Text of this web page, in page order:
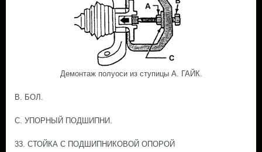
Демонтаж полуоси из ступицы А. ГАЙК.
В. БОЛ.
С. УПОРНЫЙ ПОДШИПНИ.
33. СТОЙКА С ПОДШИПНИКОВОЙ ОПОРОЙ